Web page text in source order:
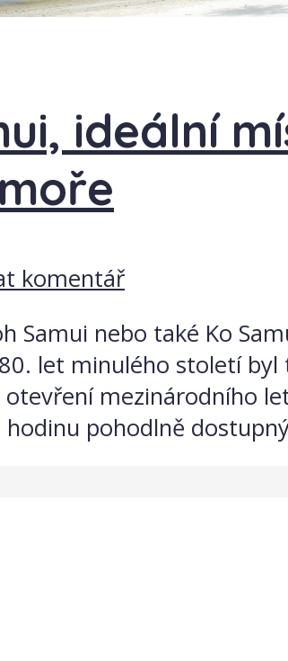
ideální
komentář
Samui nebo také Ko
let minulého století
otevření mezinárodního
pohodlně